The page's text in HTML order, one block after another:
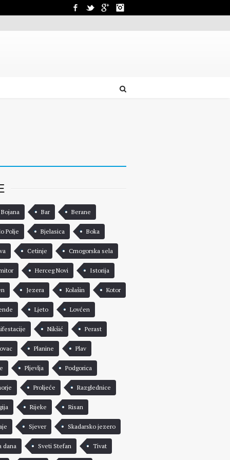
Facebook
TwitterGoogle+
Bar Berane
Polje Bjelasica Boka
Cetinje Crnogorska sela
Herceg Novi Istorija
Jezera Kolašin Kotor
Ljeto Lovćen
Nikšić Perast
Planine Plav
Pljevlja Podgorica
Proljeće Razglednice
Rijeke Risan
Sjever Skadarsko jezero
dana Sveti Stefan Tivat